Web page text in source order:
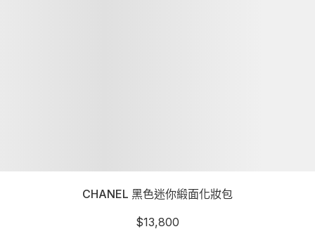
CHANEL 黑色迷你緞面化妝包
$13,800